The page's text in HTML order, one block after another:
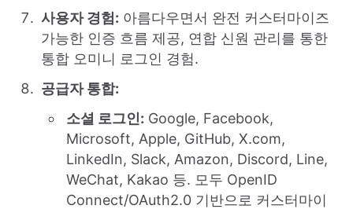
사용자 경험: 아름다우면서 완전 커스터마이즈
가능한 인증 흐름 제공, 연합 신원 관리를 통한
통합 오미니 로그인 경험.
공급자 통합:
소셜 로그인: Google, Facebook,
Microsoft, Apple, GitHub, X.com,
LinkedIn, Slack, Amazon, Discord, Line,
WeChat, Kakao 등. 모두 OpenID
Connect/OAuth2.0 기반으로 커스터마이